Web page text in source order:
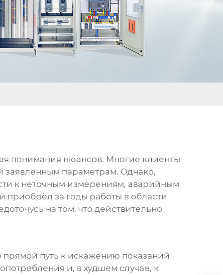
понимания нюансов. Многие клиенты
заявленным параметрам. Однако,
к неточным измерениям, аварийным
приобрёл за годы работы в области
на том, что действительно
прямой путь к искажению показаний
и, в худшем случае, к